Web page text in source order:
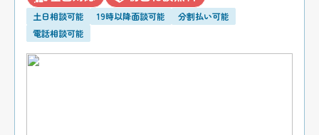
土日相談可能 19時以降面談可能
分割払い可能
電話相談可能